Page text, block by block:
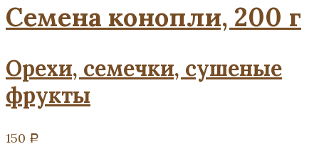
Семена конопли, 200 г
Орехи, семечки, сушеные
фрукты
150 Р